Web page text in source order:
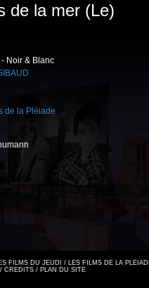
de la mer (Le)
- Noir & Blanc
de la Pléiade
FILMS DU JEUDI / LES FILMS DE LA
/ CREDITS / PLAN DU SITE